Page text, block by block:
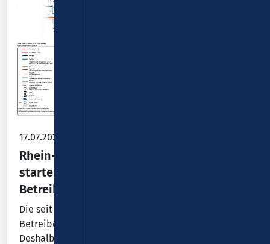
17.07.2026
Rhein-Hunsrück-Kreis: 24 Buslinien
starten ab dem 01.08.2026 mit neuen
Betreibern im südlichen Kreisgebiet
Die seit 2021 bestehenden Verkehrsverträge mit dem
Betreiber der Linien laufen Ende Juli 2026 aus.
Deshalb war in Zusammenarbeit zwischen dem…